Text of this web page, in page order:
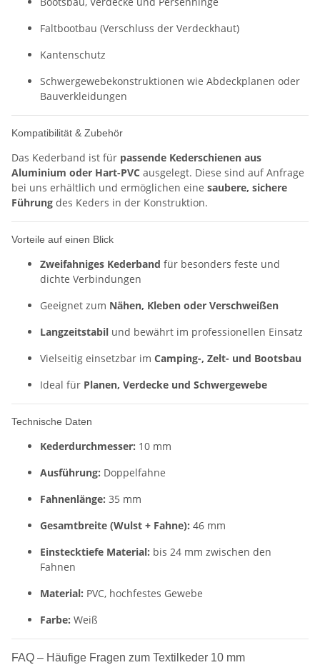
Faltbootbau (Verschluss der Verdeckhaut)
Kantenschutz
Schwergewebekonstruktionen wie Abdeckplanen oder
Bauverkleidungen
Kompatibilität & Zubehör
Das Kederband ist für passende Kederschienen aus
Aluminium oder Hart-PVC ausgelegt. Diese sind auf Anfrage
bei uns erhältlich und ermöglichen eine saubere, sichere
Führung des Keders in der Konstruktion.
Vorteile auf einen Blick
Zweifahniges Kederband für besonders feste und
dichte Verbindungen
Geeignet zum Nähen, Kleben oder Verschweißen
Langzeitstabil und bewährt im professionellen Einsatz
Vielseitig einsetzbar im Camping-, Zelt- und Bootsbau
Ideal für Planen, Verdecke und Schwergewebe
Technische Daten
Kederdurchmesser: 10 mm
Ausführung: Doppelfahne
Fahnenlänge: 35 mm
Gesamtbreite (Wulst + Fahne): 46 mm
Einstecktiefe Material: bis 24 mm zwischen den
Fahnen
Material: PVC, hochfestes Gewebe
Farbe: Weiß
FAQ – Häufige Fragen zum Textilkeder 10 mm